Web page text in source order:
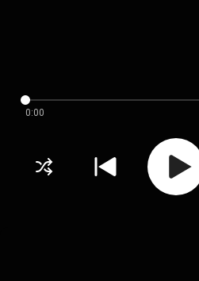
0:00